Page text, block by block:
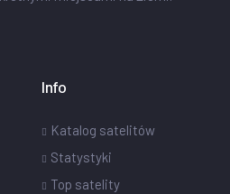
Info
Katalog satelitów
Statystyki
Top satelity